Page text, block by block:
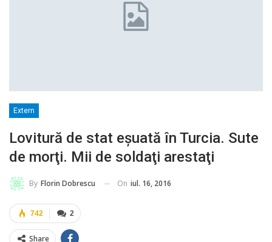
Extern
Lovitură de stat eşuată în Turcia. Sute
de morţi. Mii de soldaţi arestaţi
By Florin Dobrescu On iul. 16, 2016
2
742
Share